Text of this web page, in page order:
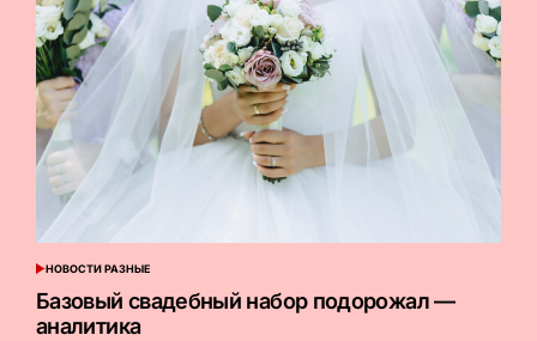
ОПУБЛИКОВАНО
В
НОВОСТИ РАЗНЫЕ
Базовый свадебный набор подорожал —
аналитика